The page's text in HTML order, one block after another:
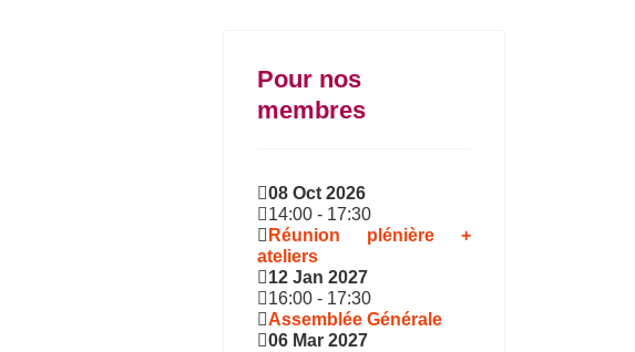
Pour nos
membres
08 Oct 2026
14:00 - 17:30
Réunion plénière +
ateliers
12 Jan 2027
16:00 - 17:30
Assemblée Générale
06 Mar 2027